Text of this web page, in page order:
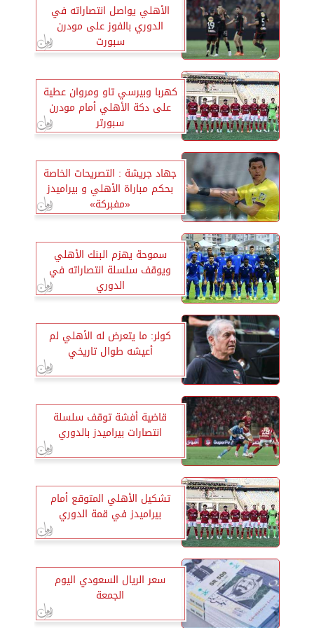
الأهلي يواصل انتصاراته في
الدوري بالفوز على مودرن
سبورت
كهربا وبيرسي تاو ومروان عطية
على دكة الأهلي أمام مودرن
سبورتر
جهاد جريشة : التصريحات الخاصة
بحكم مباراة الأهلي و بيراميدز
«مفبركة»
سموحة يهزم البنك الأهلي
ويوقف سلسلة انتصاراته في
الدوري
كولر: ما يتعرض له الأهلي لم
أعيشه طوال تاريخي
قاضية أفشة توقف سلسلة
انتصارات بيراميدز بالدوري
تشكيل الأهلي المتوقع أمام
بيراميدز في قمة الدوري
سعر الريال السعودي اليوم
الجمعة